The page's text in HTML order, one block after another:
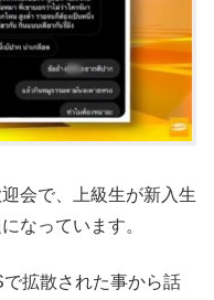
会で、
上級生が新入生
なっています。
拡散された事から話